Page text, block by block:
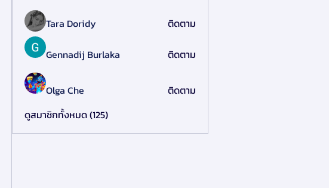
Tara Doridy ติดตาม
Gennadij Burlaka ติดตาม
Olga Che
ติดตาม
ดูสมาชิกทั้งหมด (125)